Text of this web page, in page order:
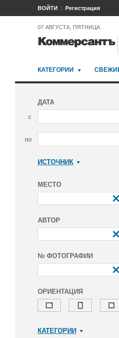
ВОЙТИ Регистрация
07 АВГУСТА, ПЯТНИЦА
КАТЕГОРИИ
ДАТА
с
по
ИСТОЧНИК
МЕСТО
АВТОР
№ ФОТОГРАФИИ
ОРИЕНТАЦИЯ
КАТЕГОРИИ